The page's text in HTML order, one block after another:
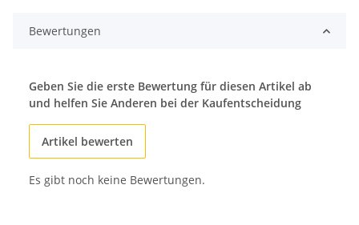
Bewertungen
Geben Sie die erste Bewertung für diesen Artikel ab
und helfen Sie Anderen bei der Kaufentscheidung
Artikel bewerten
Es gibt noch keine Bewertungen.